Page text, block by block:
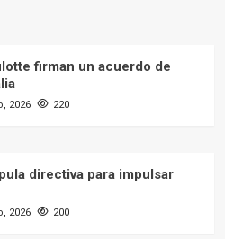
firman un acuerdo de
2026 220
directiva para impulsar
2026 200